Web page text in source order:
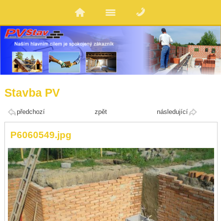
Stavba PV
předchozí následující
zpět
P6060549.jpg